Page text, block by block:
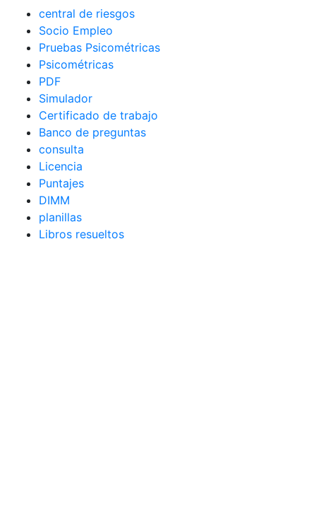
central de riesgos
Socio Empleo
Pruebas Psicométricas
Psicométricas
PDF
Simulador
Certificado de trabajo
Banco de preguntas
consulta
Licencia
Puntajes
DIMM
planillas
Libros resueltos